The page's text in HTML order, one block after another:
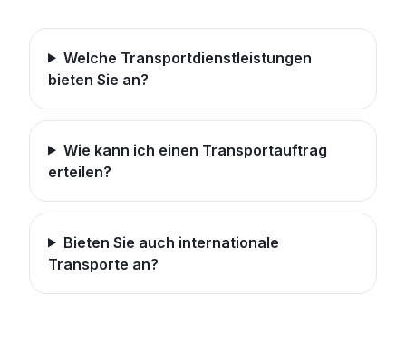
Welche Transportdienstleistungen
bieten Sie an?
Wie kann ich einen Transportauftrag
erteilen?
Bieten Sie auch internationale
Transporte an?